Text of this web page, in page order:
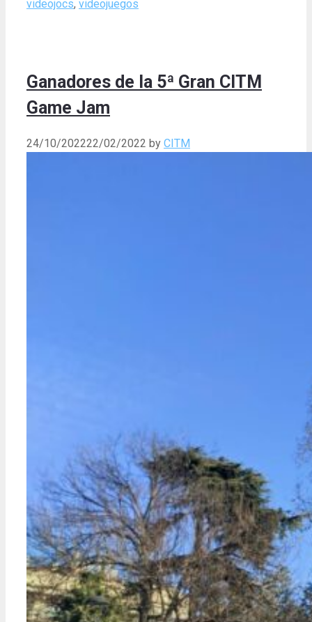
videojocs, videojuegos
Ganadores de la 5ª Gran CITM
Game Jam
24/10/202222/02/2022 by CITM